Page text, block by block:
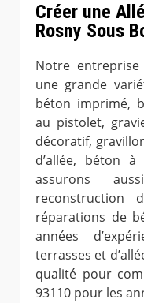
Créer une
Rosny Sous
Notre
une grande
béton imprimé,
au pistolet,
décoratif,
d’allée, béton
assurons
reconstruction
réparations de
années
terrasses et
qualité pour
93110 pour les